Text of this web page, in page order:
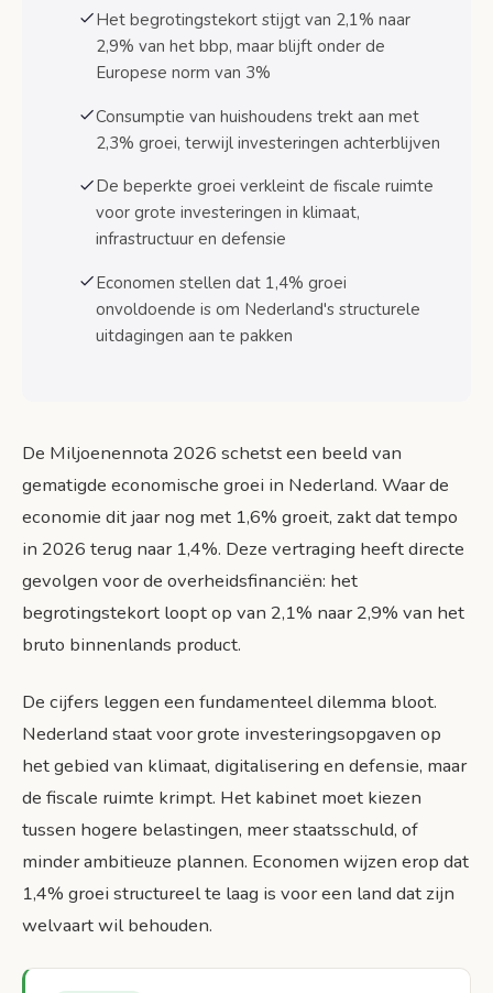
Langetermijnperspectief: vergrijzing en
structurele uitdagingen
Structurele begrotingsuitdagingen
Wat betekent dit voor Nederlandse burgers?
Koopkracht en consumptie
Conclusie: Nederland op een kruispunt
Het begrotingstekort stijgt van 2,1% naar
2,9% van het bbp, maar blijft onder de
Europese norm van 3%
Consumptie van huishoudens trekt aan met
2,3% groei, terwijl investeringen achterblijven
De beperkte groei verkleint de fiscale ruimte
voor grote investeringen in klimaat,
infrastructuur en defensie
Economen stellen dat 1,4% groei
onvoldoende is om Nederland's structurele
uitdagingen aan te pakken
De Miljoenennota 2026 schetst een beeld van
gematigde economische groei in Nederland. Waar de
economie dit jaar nog met 1,6% groeit, zakt dat tempo
in 2026 terug naar 1,4%. Deze vertraging heeft directe
gevolgen voor de overheidsfinanciën: het
begrotingstekort loopt op van 2,1% naar 2,9% van het
bruto binnenlands product.
De cijfers leggen een fundamenteel dilemma bloot.
Nederland staat voor grote investeringsopgaven op
het gebied van klimaat, digitalisering en defensie, maar
de fiscale ruimte krimpt. Het kabinet moet kiezen
tussen hogere belastingen, meer staatsschuld, of
minder ambitieuze plannen. Economen wijzen erop dat
1,4% groei structureel te laag is voor een land dat zijn
welvaart wil behouden.